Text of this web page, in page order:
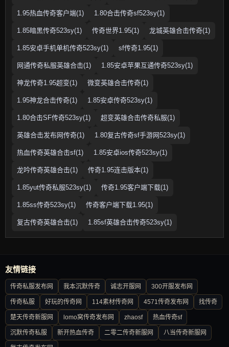
1.95热血传奇客户端(1) 1.80合击传奇sf523sy(1)
1.85暗黑传奇523sy(1) 传奇世界1.95(1) 龙城英雄合击传奇(1)
1.85安卓手机单机传奇523sy(1) sf传奇1.95(1)
网通传奇私服英雄合击(1) 1.85安卓苹果互通传奇523sy(1)
神龙传奇1.95超变(1) 微变英雄合击传奇(1)
1.95神龙合击传奇(1) 1.85安卓传奇523sy(1)
1.80合击SF传奇523sy(1) 超变英雄合击传奇私服(1)
英雄合击发布网传奇(1) 1.80复古传奇sf手游网523sy(1)
热血传奇英雄合击sf(1) 1.85安卓ios传奇523sy(1)
龙吟传奇英雄合击(1) 传奇1.95连击版本(1)
1.85yut传奇私服523sy(1) 传奇1.95客户端下载(1)
1.85ss传奇523sy(1) 传奇客户端下载1.95(1)
复古传奇英雄合击(1) 1.85sf英雄合击传奇523sy(1)
友情链接
传奇私服发布网 我本沉默传奇 诚志开服网 300开服发布网
传奇私服 好玩的传奇网 114素材传奇网 4571传奇发布网 找传奇
楚天传奇新服网 lomo窝传奇发布网 zhaosf 热血传奇sf
沉默传奇私服 新开热血传奇 二零二传奇新服网 八当传奇新服网